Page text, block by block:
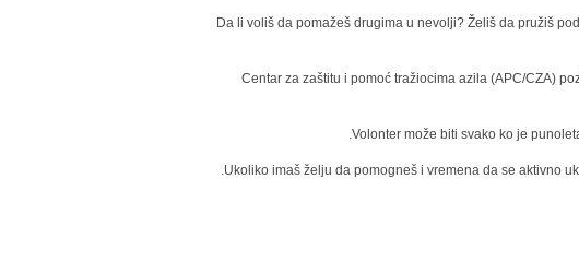
Da li voliš da pomažeš drugima u nevolji? Želiš da pružiš
Centar za zaštitu i pomoć tražiocima azila (APC/CZA)
Volonter može biti svako ko je
Ukoliko imaš želju da pomogneš i vremena da se aktivno